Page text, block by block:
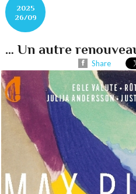
2025
26/09
… Un autre
Share